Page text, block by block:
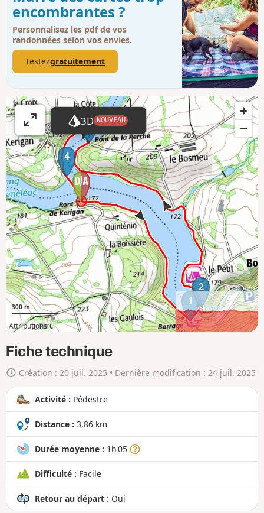
encombrantes ?
Personnalisez les pdf de vos
randonnées selon vos envies.
Testezgratuitement
A
ff
i
c
h
e
r
l
a
c
a
r
t
e
e
n
r
n
d
3D NOUVEAU
1
2
3
4
300 m
Attributions
Fiche technique
Création : 20 juil. 2025 • Dernière modification : 24 juil. 2025
Activité : Pédestre
Distance : 3,86 km
Durée moyenne : 1h 05
Difficulté : Facile
Retour au départ : Oui